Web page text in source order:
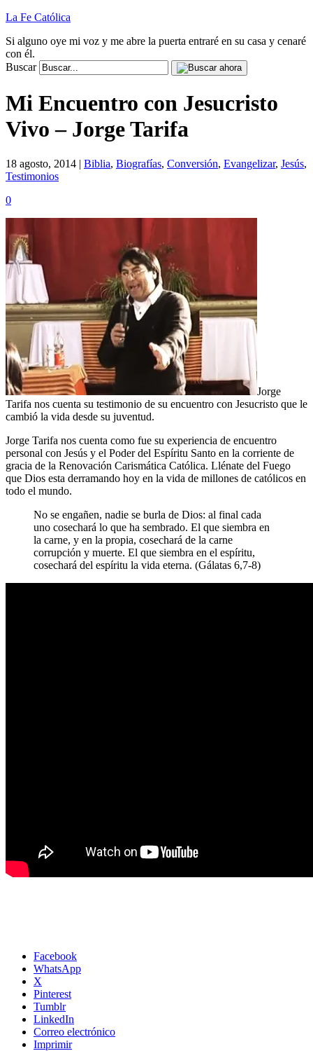
La Fe Católica
Si alguno oye mi voz y me abre la puerta entraré en su casa y cenaré
con él.
Buscar
Mi Encuentro con Jesucristo
Vivo – Jorge Tarifa
18 agosto, 2014 | Biblia, Biografías, Conversión, Evangelizar, Jesús,
Testimonios
0
Jorge
Tarifa nos cuenta su testimonio de su encuentro con Jesucristo que le
cambió la vida desde su juventud.
Jorge Tarifa nos cuenta como fue su experiencia de encuentro
personal con Jesús y el Poder del Espíritu Santo en la corriente de
gracia de la Renovación Carismática Católica. Llénate del Fuego
que Dios esta derramando hoy en la vida de millones de católicos en
todo el mundo.
No se engañen, nadie se burla de Dios: al final cada
uno cosechará lo que ha sembrado. El que siembra en
la carne, y en la propia, cosechará de la carne
corrupción y muerte. El que siembra en el espíritu,
cosechará del espíritu la vida eterna. (Gálatas 6,7-8)
Facebook
WhatsApp
X
Pinterest
Tumblr
LinkedIn
Correo electrónico
Imprimir